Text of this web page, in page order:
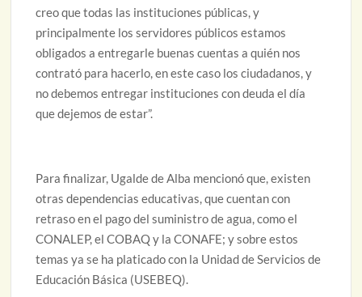
creo que todas las instituciones públicas, y
principalmente los servidores públicos estamos
obligados a entregarle buenas cuentas a quién nos
contrató para hacerlo, en este caso los ciudadanos, y
no debemos entregar instituciones con deuda el día
que dejemos de estar”.
Para finalizar, Ugalde de Alba mencionó que, existen
otras dependencias educativas, que cuentan con
retraso en el pago del suministro de agua, como el
CONALEP, el COBAQ y la CONAFE; y sobre estos
temas ya se ha platicado con la Unidad de Servicios de
Educación Básica (USEBEQ).